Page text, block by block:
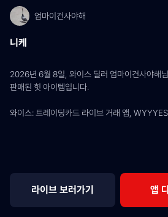
엄마이건사야해
니케
2026년 6월 8일, 와이스 딜러 엄마이건사야해
판매된 힛 아이템입니다.
와이스: 트레이딩카드 라이브 거래 앱, WYYYES
라이브 보러가기 앱